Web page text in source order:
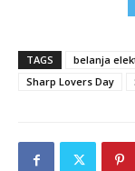
TAGS belanja
Sharp Lovers Day